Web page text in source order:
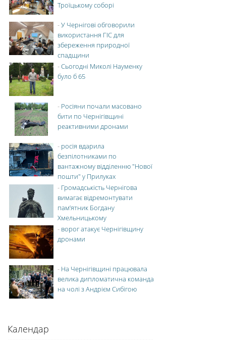
Троїцькому соборі
-У Чернігові обговорили
використання ГІС для
збереження природної
спадщини
-Сьогодні Миколі Науменку
було б 65
- Росіяни почали масовано
бити по Чернігівщині
реактивними дронами
- росія вдарила
безпілотниками по
вантажному відділенню "Нової
пошти" у Прилуках
- Громадськість Чернігова
вимагає відремонтувати
пам’ятник Богдану
Хмельницькому
- ворог атакує Чернігівщину
дронами
- На Чернігівщині працювала
велика дипломатична команда
на чолі з Андрієм Сибігою
Календар